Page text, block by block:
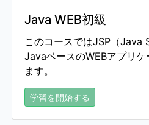
Java WEB初級
このコースではJSP（Java
JavaベースのWEBアプリ
ます。
学習を開始する